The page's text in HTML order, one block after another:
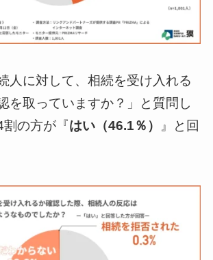
人に対して、相続を受け入れる
を取っていますか？」と質問し
の方が『はい（46.1％） 』と回